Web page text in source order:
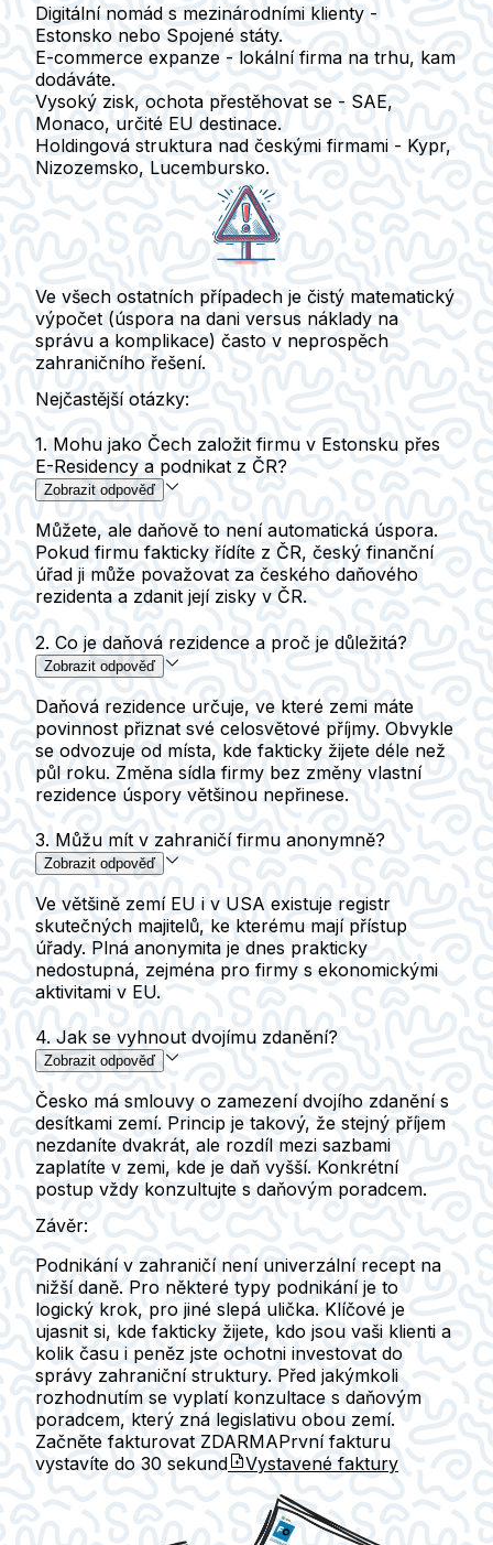
Digitální nomád s mezinárodními klienty -
Estonsko nebo Spojené státy.
E-commerce expanze - lokální firma na trhu, kam
dodáváte.
Vysoký zisk, ochota přestěhovat se - SAE,
Monaco, určité EU destinace.
Holdingová struktura nad českými firmami - Kypr,
Nizozemsko, Lucembursko.
Ve všech ostatních případech je čistý matematický
výpočet (úspora na dani versus náklady na
správu a komplikace) často v neprospěch
zahraničního řešení.
Nejčastější otázky:
1. Mohu jako Čech založit firmu v Estonsku přes
E-Residency a podnikat z ČR?
Zobrazit odpověď
Můžete, ale daňově to není automatická úspora.
Pokud firmu fakticky řídíte z ČR, český finanční
úřad ji může považovat za českého daňového
rezidenta a zdanit její zisky v ČR.
2. Co je daňová rezidence a proč je důležitá?
Zobrazit odpověď
Daňová rezidence určuje, ve které zemi máte
povinnost přiznat své celosvětové příjmy. Obvykle
se odvozuje od místa, kde fakticky žijete déle než
půl roku. Změna sídla firmy bez změny vlastní
rezidence úspory většinou nepřinese.
3. Můžu mít v zahraničí firmu anonymně?
Zobrazit odpověď
Ve většině zemí EU i v USA existuje registr
skutečných majitelů, ke kterému mají přístup
úřady. Plná anonymita je dnes prakticky
nedostupná, zejména pro firmy s ekonomickými
aktivitami v EU.
4. Jak se vyhnout dvojímu zdanění?
Zobrazit odpověď
Česko má smlouvy o zamezení dvojího zdanění s
desítkami zemí. Princip je takový, že stejný příjem
nezdaníte dvakrát, ale rozdíl mezi sazbami
zaplatíte v zemi, kde je daň vyšší. Konkrétní
postup vždy konzultujte s daňovým poradcem.
Závěr:
Podnikání v zahraničí není univerzální recept na
nižší daně. Pro některé typy podnikání je to
logický krok, pro jiné slepá ulička. Klíčové je
ujasnit si, kde fakticky žijete, kdo jsou vaši klienti a
kolik času i peněz jste ochotni investovat do
správy zahraniční struktury. Před jakýmkoli
rozhodnutím se vyplatí konzultace s daňovým
poradcem, který zná legislativu obou zemí.
Začněte fakturovat ZDARMAPrvní fakturu
vystavíte do 30 sekund Vystavené faktury